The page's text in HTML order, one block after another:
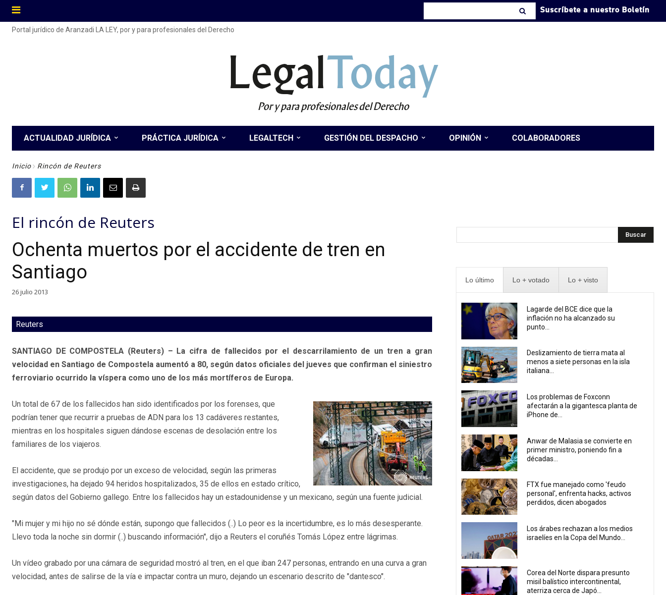
Suscríbete a nuestro Boletín
Portal jurídico de Aranzadi LA LEY, por y para profesionales del Derecho
LegalToday
Por y para profesionales del Derecho
ACTUALIDAD JURÍDICA PRÁCTICA JURÍDICA LEGALTECH GESTIÓN DEL DESPACHO OPINIÓN COLABORADORES
Inicio Rincón de Reuters
El rincón de Reuters
Ochenta muertos por el accidente de tren en
Santiago
26 julio 2013
Reuters
SANTIAGO DE COMPOSTELA (Reuters) – La cifra de fallecidos por el descarrilamiento de un tren a gran
velocidad en Santiago de Compostela aumentó a 80, según datos oficiales del jueves que confirman el siniestro
ferroviario ocurrido la víspera como uno de los más mortíferos de Europa.
Un total de 67 de los fallecidos han sido identificados por los forenses, que
podrían tener que recurrir a pruebas de ADN para los 13 cadáveres restantes,
mientras en los hospitales siguen dándose escenas de desolación entre los
familiares de los viajeros.
El accidente, que se produjo por un exceso de velocidad, según las primeras
investigaciones, ha dejado 94 heridos hospitalizados, 35 de ellos en estado crítico,
según datos del Gobierno gallego. Entre los fallecidos hay un estadounidense y un mexicano, según una fuente judicial.
"Mi mujer y mi hijo no sé dónde están, supongo que fallecidos (..) Lo peor es la incertidumbre, es lo más desesperante.
Llevo toda la noche sin dormir (..) buscando información", dijo a Reuters el coruñés Tomás López entre lágrimas.
Un vídeo grabado por una cámara de seguridad mostró al tren, en el que iban 247 personas, entrando en una curva a gran
velocidad, antes de salirse de la vía e impactar contra un muro, dejando un escenario descrito de "dantesco".
Buscar
Lo último Lo + votado Lo + visto
Lagarde del BCE dice que la
inflación no ha alcanzado su
punto...
Deslizamiento de tierra mata al
menos a siete personas en la isla
italiana...
Los problemas de Foxconn
afectarán a la gigantesca planta de
iPhone de...
Anwar de Malasia se convierte en
primer ministro, poniendo fin a
décadas...
FTX fue manejado como 'feudo
personal', enfrenta hacks, activos
perdidos, dicen abogados
Los árabes rechazan a los medios
israelíes en la Copa del Mundo...
Corea del Norte dispara presunto
misil balístico intercontinental,
aterriza cerca de Japó...